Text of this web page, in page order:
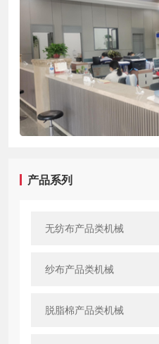
产品系列
无纺布产品类机械
纱布产品类机械
脱脂棉产品类机械